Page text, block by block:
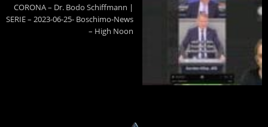
CORONA – Dr. Bodo Schiffmann |
SERIE – 2023-06-25- Boschimo-News
– High Noon